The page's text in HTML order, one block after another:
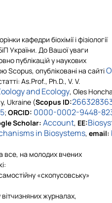
гуртка
гуртка
кафедри біохімії і фізіології
України. До Вашої уваги
публікацій у наукових
Scopus, опубліковані на сайтіO
As.Prof., Ph.D., V. V.
and Ecology, Oles
Ukraine (Scopus ID:
; ORCID: 0000-0002-9448-
Scholar: Account, EE:
in Biosystems, еmail:
все, на молодих вчених
«скопусовську»
журналах,